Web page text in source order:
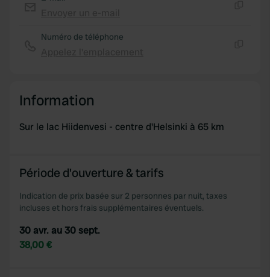
our social media, advertising and analytics partners who
Numéro de téléphone
Information
Sur le lac Hiidenvesi - centre d'Helsinki à 65 km
Période d'ouverture & tarifs
Indication de prix basée sur 2 personnes par nuit, taxes
incluses et hors frais supplémentaires éventuels.
30 avr. au 30 sept.
38,00 €